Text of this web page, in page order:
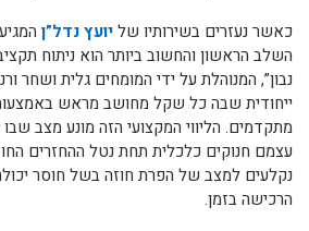
כאשר נעזרים בשירותיו שליועץ נדל”ן
השלב הראשון והחשוב ביותר הוא ניתוח
נבון”, המנוהלת על ידי המומחים גלית ושחר
ייחודית שבה כל שקל מחושב מראש
מתקדמים. הליווי המקצועי הזה מונע מצב
עצמם חנוקים כלכלית תחת נטל ההחזרים
נקלעים למצב של הפרת חוזה בשל חוסר
הרכישה בזמן.